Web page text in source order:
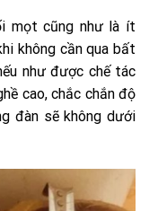
mọt cũng như là ít
không cần qua bất
như được chế tác
cao, chắc chắn độ
đàn sẽ không dưới